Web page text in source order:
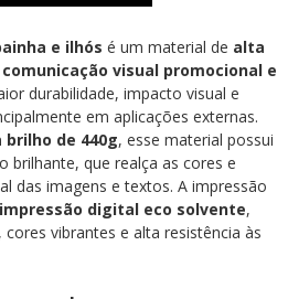
e ilhós é um material de alta
comunicação visual promocional e
durabilidade, impacto visual e
em aplicações externas.
de 440g, esse material possui
brilhante, que realça as cores e
das imagens e textos. A impressão
digital eco solvente,
vibrantes e alta resistência às